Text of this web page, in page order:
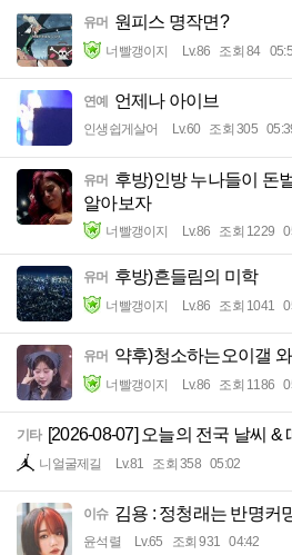
유머 원피스 명작면?
너빨갱이지 Lv.86 조회 84
연예 언제나 아이브
인생쉽게살어 Lv.60 조회 305
유머 후방)인방 누나들이 돈
알아보자
너빨갱이지 Lv.86 조회 1229
유머 후방)흔들림의 미학
너빨갱이지 Lv.86 조회 1041
유머 약후)청소하는오이갤
너빨갱이지 Lv.86 조회 1186
기타 [2026-08-07] 오늘의 전국 날씨 &
니얼굴제길 Lv.81 조회 358 05:02
이슈 김용 : 정청래는 반명커
윤석렬 Lv.65 조회 931 04:42